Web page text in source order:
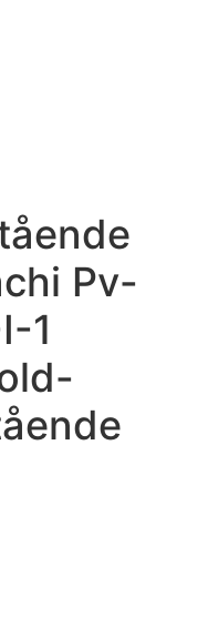
Pv-
1